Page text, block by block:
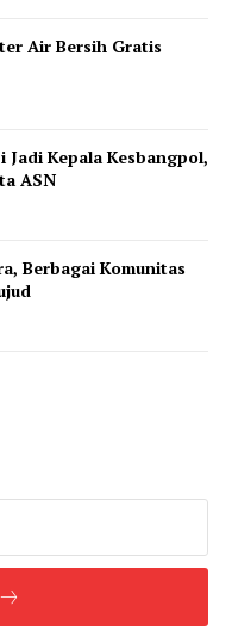
Air Bersih Gratis
Kepala Kesbangpol,
ASN
Berbagai Komunitas